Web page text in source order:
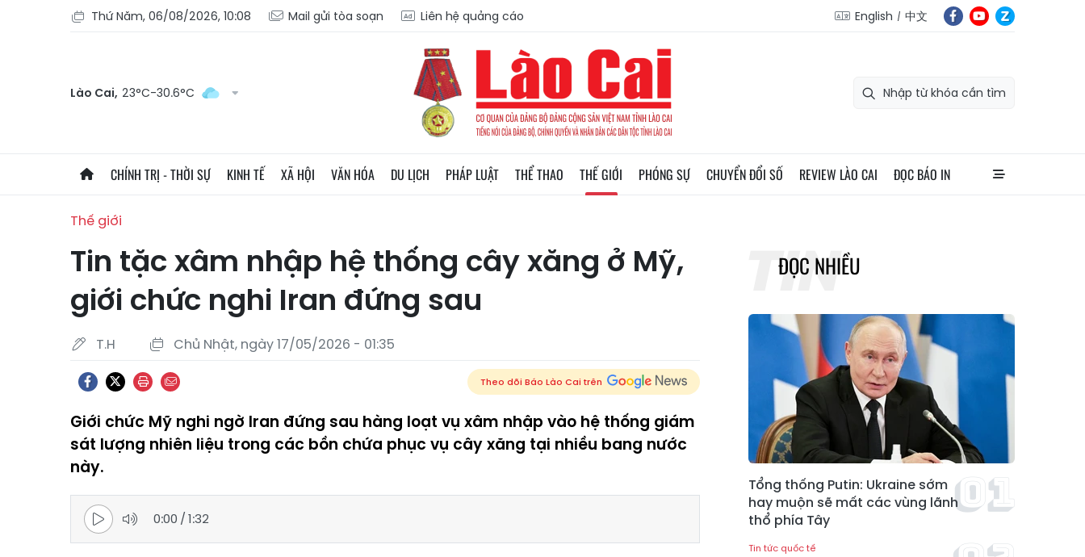
Thứ Năm, 06/08/2026, 10:08 Mail gửi tòa soạn Liên hệ quảng cáo English 中文
Lào Cai, 23°C-30.6°C
CHÍNH TRỊ - THỜI SỰ KINH TẾ XÃ HỘI VĂN HÓA DU LỊCH PHÁP LUẬT THỂ THAO THẾ GIỚI PHÓNG SỰ CHUYỂN ĐỔI SỐ REVIEW LÀO CAI ĐỌC BÁO IN
Thế giới
Tin tặc xâm nhập hệ thống cây xăng ở Mỹ,
giới chức nghi Iran đứng sau
T.H Chủ Nhật, ngày 17/05/2026 - 01:35
Theo dõi Báo Lào Cai trên
Giới chức Mỹ nghi ngờ Iran đứng sau hàng loạt vụ xâm nhập vào hệ thống giám
sát lượng nhiên liệu trong các bồn chứa phục vụ cây xăng tại nhiều bang nước
này.
0:00 /1:32
ĐỌC NHIỀU
Tổng thống Putin: Ukraine sớm
hay muộn sẽ mất các vùng lãnh
thổ phía Tây
Tin tức quốc tế